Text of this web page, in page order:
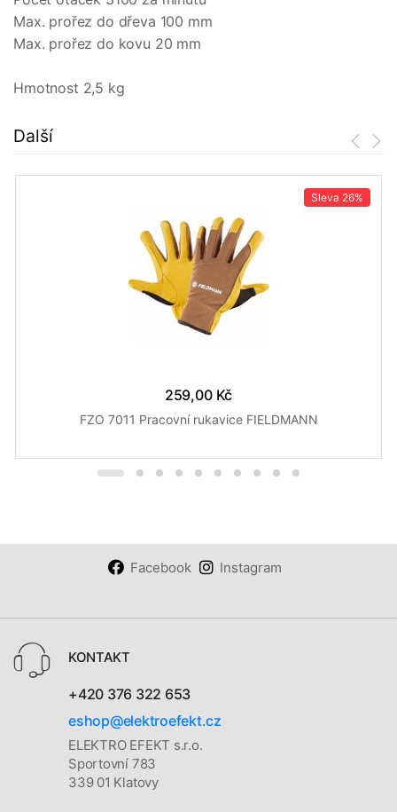
Max. prořez do dřeva 100 mm
Max. prořez do kovu 20 mm
Hmotnost 2,5 kg
Další
Sleva 26%
259,00 Kč
FZO 7011 Pracovní rukavice FIELDMANN
Facebook Instagram
KONTAKT
+420 376 322 653
eshop@elektroefekt.cz
ELEKTRO EFEKT s.r.o.
Sportovní 783
339 01 Klatovy